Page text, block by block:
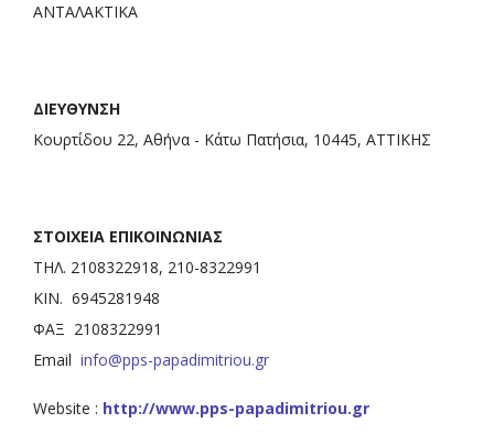
ΑΝΤΑΛΑΚΤΙΚΑ
ΔΙΕΥΘΥΝΣΗ
Κουρτίδου 22, Αθήνα - Κάτω Πατήσια, 10445, ΑΤΤΙΚΗΣ
ΣΤΟΙΧΕΙΑ ΕΠΙΚΟΙΝΩΝΙΑΣ
ΤΗΛ. 2108322918, 210-8322991
ΚΙΝ. 6945281948
ΦΑΞ 2108322991
Email info@pps-papadimitriou.gr
Website : http://www.pps-papadimitriou.gr